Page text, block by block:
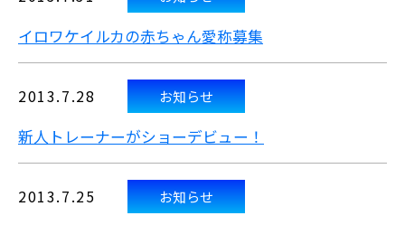
イロワケイルカの赤ちゃん愛称募集
2013.7.28 お知らせ
新人トレーナーがショーデビュー！
2013.7.25 お知らせ